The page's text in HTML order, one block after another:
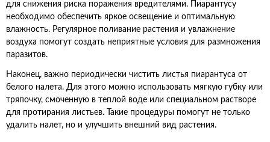
для снижения риска поражения вредителями. Пиарантусу
необходимо обеспечить яркое освещение и оптимальную
влажность. Регулярное поливание растения и увлажнение
воздуха помогут создать неприятные условия для размножения
паразитов.
Наконец, важно периодически чистить листья пиарантуса от
белого налета. Для этого можно использовать мягкую губку или
тряпочку, смоченную в теплой воде или специальном растворе
для протирания листьев. Такие процедуры помогут не только
удалить налет, но и улучшить внешний вид растения.